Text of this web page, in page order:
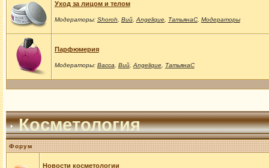
Уход за лицом и телом
Модераторы: Shoroh Вий, Angelique, ТатьянаС, Модераторы
Парфюмерия
Модераторы: Васса Вий, Angelique, ТатьянаС
Косметология
Форум
Новости косметологии